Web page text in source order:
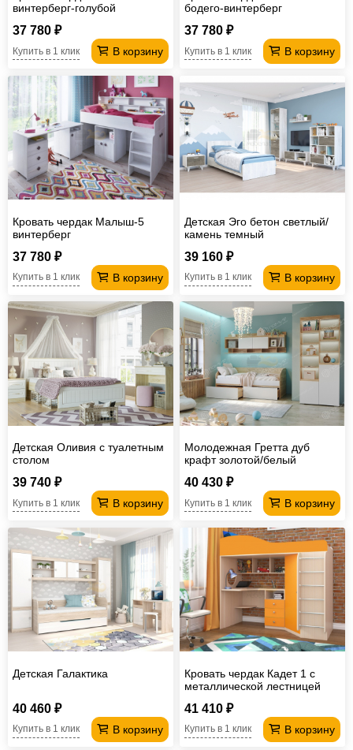
винтерберг-голубой
37 780 ₽
В корзину
Купить в 1 клик
бодего-винтерберг
37 780 ₽
В корзину
Купить в 1 клик
Кровать чердак Малыш-5
винтерберг
37 780 ₽
В корзину
Купить в 1 клик
Детская Эго бетон светлый/
камень темный
39 160 ₽
В корзину
Купить в 1 клик
Детская Оливия с туалетным
столом
39 740 ₽
В корзину
Купить в 1 клик
Молодежная Гретта дуб
крафт золотой/белый
40 430 ₽
В корзину
Купить в 1 клик
Детская Галактика
40 460 ₽
В корзину
Купить в 1 клик
Кровать чердак Кадет 1 с
металлической лестницей
41 410 ₽
В корзину
Купить в 1 клик